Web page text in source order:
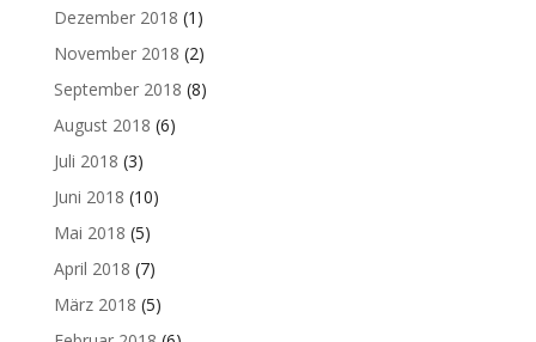
Dezember 2018 (1)
November 2018 (2)
September 2018 (8)
August 2018 (6)
Juli 2018 (3)
Juni 2018 (10)
Mai 2018 (5)
April 2018 (7)
März 2018 (5)